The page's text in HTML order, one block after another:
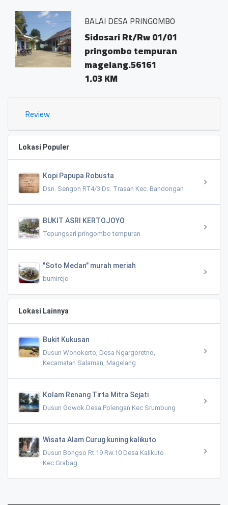
BALAI DESA PRINGOMBO
Sidosari Rt/Rw 01/01
pringombo tempuran
magelang.56161
1.03 KM
Review
Lokasi Populer
Kopi Papupa Robusta
Dsn. Sengon RT4/3 Ds. Trasan Kec. Bandongan
BUKIT ASRI KERTOJOYO
Tepungsari pringombo tempuran
"Soto Medan" murah meriah
bumirejo
Lokasi Lainnya
Bukit Kukusan
Dusun Wonokerto, Desa Ngargoretno,
Kecamatan Salaman, Magelang
Kolam Renang Tirta Mitra Sejati
Dusun Gowok Desa Polengan Kec Srumbung
Wisata Alam Curug kuning kalikuto
Dusun Bongso Rt.19 Rw.10 Desa Kalikuto
Kec.Grabag